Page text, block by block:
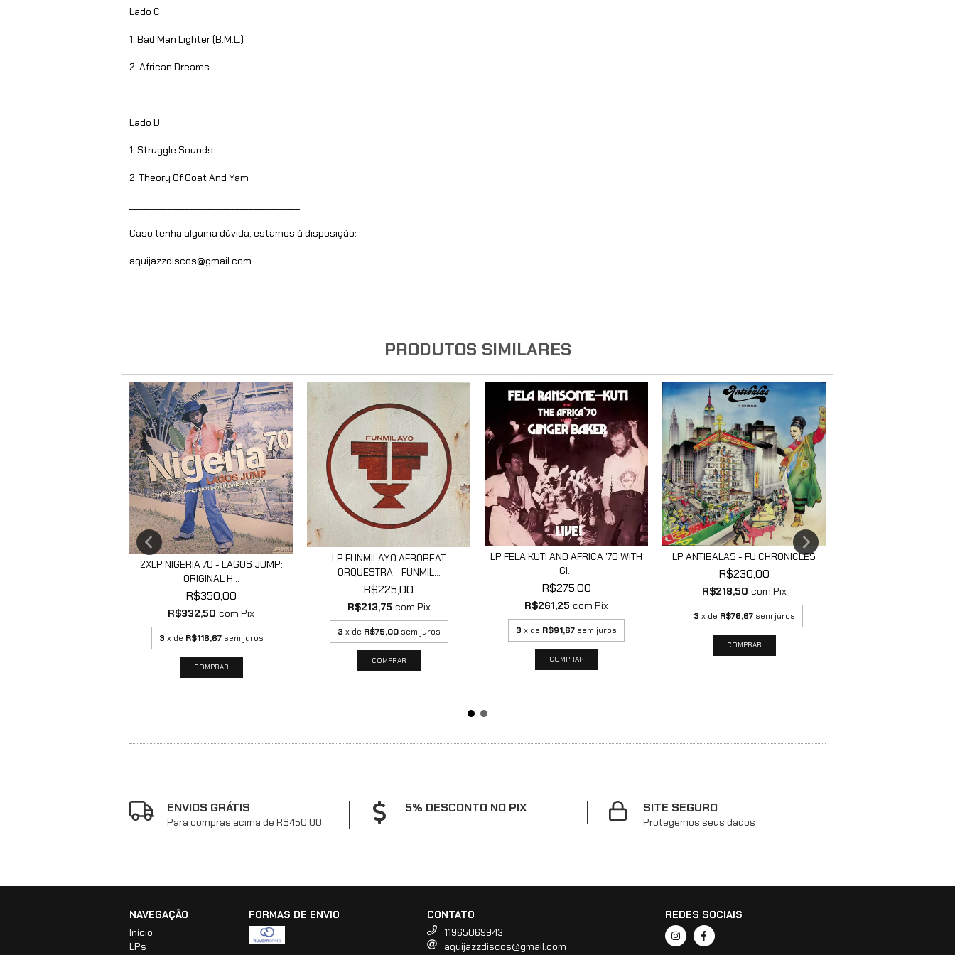
Lado C
1. Bad Man Lighter (B.M.L.)
2. African Dreams
Lado D
1. Struggle Sounds
2. Theory Of Goat And Yam
Caso tenha alguma dúvida, estamos à disposição:
aquijazzdiscos@gmail.com
PRODUTOS SIMILARES
2XLP NIGERIA 70 - LAGOS JUMP:
ORIGINAL H...
R$350,00
R$332,50 com Pix
3 x de R$116,67 sem juros
LP FUNMILAYO AFROBEAT
ORQUESTRA - FUNMIL...
R$225,00
R$213,75 com Pix
3 x de R$75,00 sem juros
LP FELA KUTI AND AFRICA '70 WITH
GI...
R$275,00
R$261,25 com Pix
3 x de R$91,67 sem juros
LP ANTIBALAS - FU CHRONICLES
R$230,00
R$218,50 com Pix
3 x de R$76,67 sem juros
ENVIOS GRÁTIS
Para compras acima de R$450,00
5% DESCONTO NO PIX SITE SEGURO
Protegemos seus dados
NAVEGAÇÃO
Início
LPs
FORMAS DE ENVIO
CONTATO
11965069943
aquijazzdiscos@gmail.com
REDES SOCIAIS